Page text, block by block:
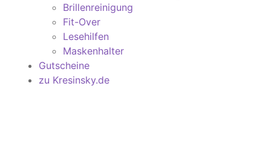
Brillenreinigung
Fit-Over
Lesehilfen
Maskenhalter
Gutscheine
zu Kresinsky.de